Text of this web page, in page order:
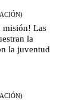
misión! Las
la
la juventud